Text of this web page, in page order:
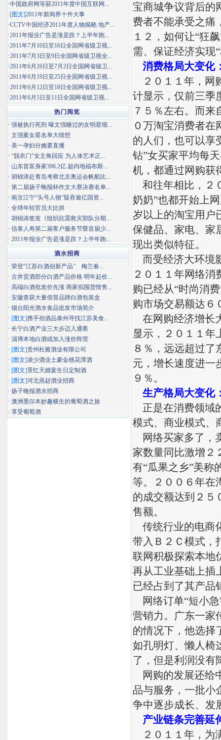
宝商城争议背后的
费者不能承受之痛
１２，如何让“狂
需、保证经济实现
消费格局大变化
２０１１年，网
计显示，仅前三季
７５％左右。而
０万淘宝消费者
的人们，也可以享
钻”女买家平均每
机，都通过网购获
和往年相比，２
奶奶”也都开始上
岁以上的淘宝用户
保健品、家电、家
现出类似特征。
而受经济大环境
２０１１年网络
购已经从“时尚消
购市场交易额达６
在网购经济增长
显示，２０１１年
８％，远远超过了
元，增长速度进一
９％。
生产格局大变化
正是在消费领域
模式、商业模式、
网络买家多了，
家数量同比激增２
有“瓜果之乡”美称
等。２００６年在
的成交额达到２５
售额。
传统行业的电商
带入Ｂ２Ｃ模式，
联网积极探索本地
再从工业基础上插
已经占到了其产品
网络订单“短小
营销力。广东一家
的情况下，他选择
如孔明灯、懒人椅
了，但是利润没有
网购的发展还给
品与服务，一批小
争中逐步成长、发
产业链条完善延
２０１１年，为
·中国政府网等获2011年度中国互联网...
·[图文]2011年新闻界十件大事
·CCTV中国经济2011年度人物揭晓 地产...
·2011年报业广告是涨是跌？上半年跑...
·2011年7月10日至16日全国网省级卫视...
·2011年7月3日至9日全国网省级卫视全...
·2011年6月26日至7月2日全国网省级卫...
·2011年6月19日至25日全国网省级卫视...
·2011年6月12日至18日全国网省级卫视...
·2011年6月5日至11日全国网省级卫视...
热门阅览
· 强被执行死刑 曝文强睡过的女明星细...
· 文强案女星名单大猜想
· 美一孕妇分娩要直播
· “脱衣门”女主角回应 为人体艺术正...
· 山东首富身家396.2亿 超内地福布斯...
· 胡锦涛赴青岛考察北京奥运会帆船比...
· 第二届扬子晚报杯作文大赛决赛名单...
· 南京江宁“头号人物”疑吞逾亿国资...
· 全球年轻官员大比拼
· 胡锦涛签发《组织抗震救灾部队分期...
· 信泰人寿第二届客户服务节暨首届少...
· 2011年报业广告是涨是跌？上半年跑...
酒水招商
· 荣登“江苏白酒创新产品” 梅兰春...
· 古井贡酒部分白酒产品价格 明年起价...
· 高端白酒批发价先涨 商家拟囤货惜售...
· 安徽查获大量假冒品牌白酒包装盒
· 烟台阳光酒水食品批发市场简介
· [图文]携手劲酒品泰州寻找江苏美食...
· 长宁白酒产业三大步迈入通衢
· 淄博本地白酒或加入涨价阵营
· [图文]贵州杜酱酒业有限公司
· [图文]凌少酒业土豪金桃花潭酒
· [图文]景红天婚宴生日定制酒
· [图文]河北燕赵酒业招商
· 扬子晚报酒水招商
· 澳洲墨尔本妙趣横生的葡萄酒之旅
· 享受葡萄酒